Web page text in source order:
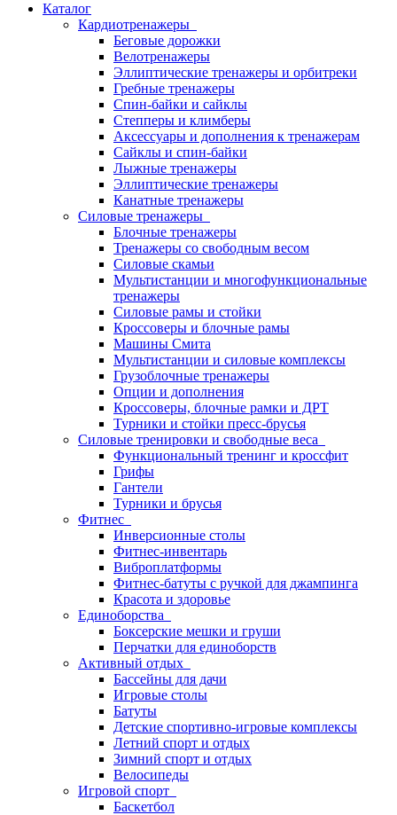
Каталог
Кардиотренажеры
Беговые дорожки
Велотренажеры
Эллиптические тренажеры и орбитреки
Гребные тренажеры
Спин-байки и сайклы
Степперы и климберы
Аксессуары и дополнения к тренажерам
Сайклы и спин-байки
Лыжные тренажеры
Эллиптические тренажеры
Канатные тренажеры
Силовые тренажеры
Блочные тренажеры
Тренажеры со свободным весом
Силовые скамьи
Мультистанции и многофункциональные
тренажеры
Силовые рамы и стойки
Кроссоверы и блочные рамы
Машины Смита
Мультистанции и силовые комплексы
Грузоблочные тренажеры
Опции и дополнения
Кроссоверы, блочные рамки и ДРТ
Турники и стойки пресс-брусья
Силовые тренировки и свободные веса
Функциональный тренинг и кроссфит
Грифы
Гантели
Турники и брусья
Фитнес
Инверсионные столы
Фитнес-инвентарь
Виброплатформы
Фитнес-батуты с ручкой для джампинга
Красота и здоровье
Единоборства
Боксерские мешки и груши
Перчатки для единоборств
Активный отдых
Бассейны для дачи
Игровые столы
Батуты
Детские спортивно-игровые комплексы
Летний спорт и отдых
Зимний спорт и отдых
Велосипеды
Игровой спорт
Баскетбол